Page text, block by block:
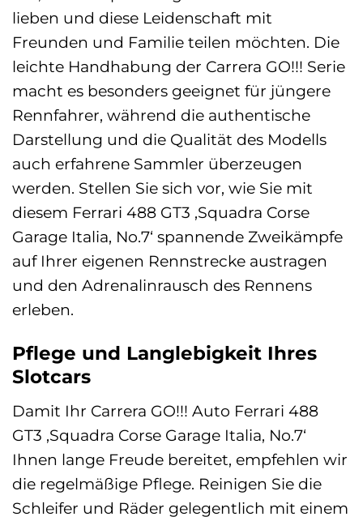
lieben und diese Leidenschaft mit
Freunden und Familie teilen möchten. Die
leichte Handhabung der Carrera GO!!! Serie
macht es besonders geeignet für jüngere
Rennfahrer, während die authentische
Darstellung und die Qualität des Modells
auch erfahrene Sammler überzeugen
werden. Stellen Sie sich vor, wie Sie mit
diesem Ferrari 488 GT3 ‚Squadra Corse
Garage Italia, No.7‘ spannende Zweikämpfe
auf Ihrer eigenen Rennstrecke austragen
und den Adrenalinrausch des Rennens
erleben.
Pflege und Langlebigkeit Ihres
Slotcars
Damit Ihr Carrera GO!!! Auto Ferrari 488
GT3 ‚Squadra Corse Garage Italia, No.7‘
Ihnen lange Freude bereitet, empfehlen wir
die regelmäßige Pflege. Reinigen Sie die
Schleifer und Räder gelegentlich mit einem